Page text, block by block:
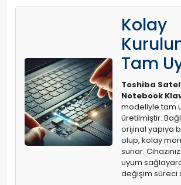
Kolay
Tam
Toshiba
Notebook
modeliyle tam
üretilmiştir.
orijinal yapıya
olup, kolay
sunar.
uyum
değişim süreci